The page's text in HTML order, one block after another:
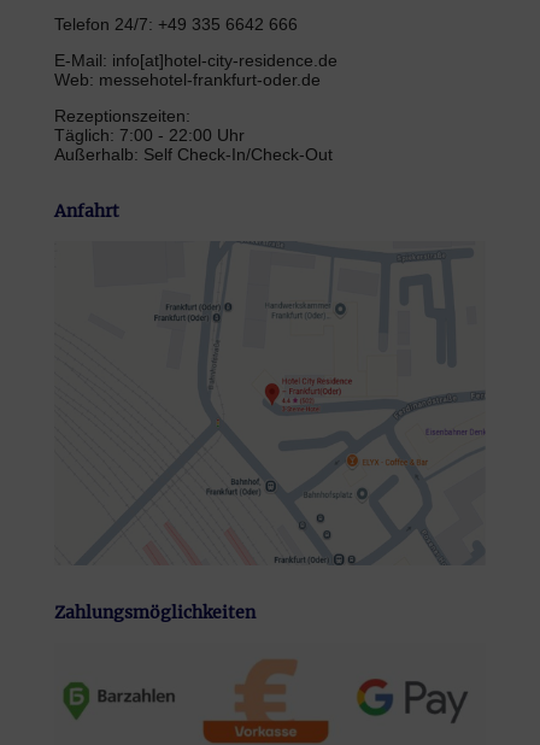
Telefon 24/7: +49 335 6642 666
E-Mail: info[at]hotel-city-residence.de
Web: messehotel-frankfurt-oder.de
Rezeptionszeiten:
Täglich: 7:00 - 22:00 Uhr
Außerhalb: Self Check-In/Check-Out
Anfahrt
Zahlungsmöglichkeiten